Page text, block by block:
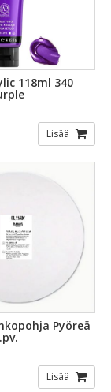
118ml 340
Lisää
Pyöreä
Lisää